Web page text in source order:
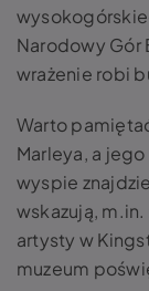
Narodowy Gór
wrażenie robi
Warto
Marleya, a
wyspie
wskazują,
artysty w
muzeum